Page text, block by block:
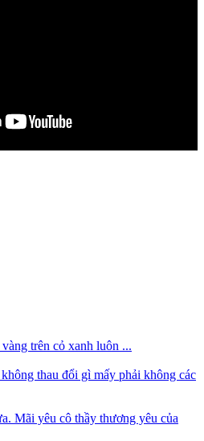
trên cỏ xanh luôn ...
thau đổi gì mấy phải không các
Mãi yêu cô thầy thương yêu của